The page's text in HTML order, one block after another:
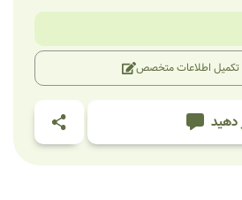
تکمیل اطلاعات متخصص
دهید